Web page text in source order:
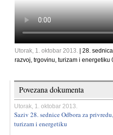
Utorak, 1. oktobar 2013.
| 28.
razvoj, trgovinu, turizam i energetiku
Povezana dokumenta
Utorak, 1. oktobar 2013.
Saziv 28. sednice Odbora za
turizam i energetiku